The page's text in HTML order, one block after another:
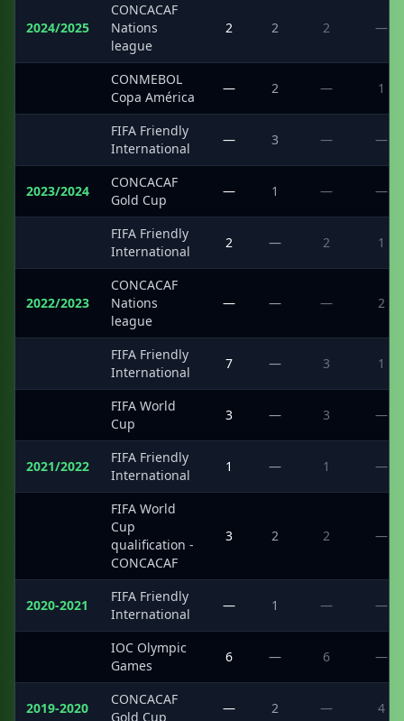
2024/2025
CONCACAF
Nations
league
2 2 2 —
CONMEBOL
Copa América
— 2 — 1
FIFA Friendly
International
— 3 — —
2023/2024
CONCACAF
Gold Cup
— 1 — —
FIFA Friendly
International
2 — 2 1
2022/2023
CONCACAF
Nations
league
— — — 2
FIFA Friendly
International
7 — 3 1
FIFA World
Cup
3 — 3 —
2021/2022
FIFA Friendly
International
1 — 1 —
FIFA World
Cup
qualification -
CONCACAF
3 2 2 —
2020-2021
FIFA Friendly
International
— 1 — —
IOC Olympic
Games
6 — 6 —
2019-2020
CONCACAF
Gold Cup
— 2 — 4